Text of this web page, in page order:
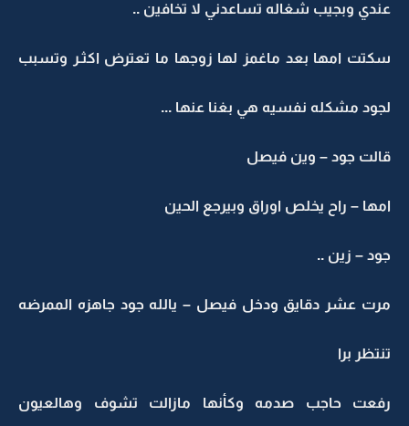
عندي وبجيب شغاله تساعدني لا تخافين ..
سكتت امها بعد ماغمز لها زوجها ما تعترض اكثـر وتسبب
لجود مشكله نفسيه هي بغنا عنها ...
قالت جود – وين فيصل
امها – راح يخلص اوراق وبيرجع الحين
جود – زين ..
مرت عشر دقايق ودخل فيصل – يالله جود جاهزه الممرضه
تنتظر برا
رفعت حاجب صدمه وكأنها مازالت تشوف وهالعيون